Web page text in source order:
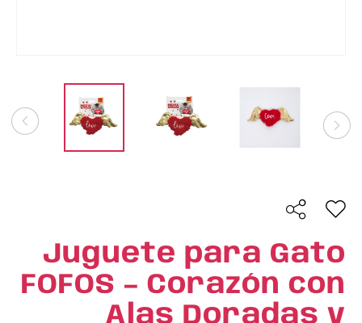
Juguete para Gato
FOFOS – Corazón con
Alas Doradas y